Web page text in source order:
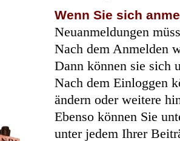
Wenn Sie sich
Neuanmeldungen
Nach dem Anmelden
Dann können sie sich
Nach dem Einloggen
ändern oder weitere
Ebenso können Sie
unter jedem Ihrer